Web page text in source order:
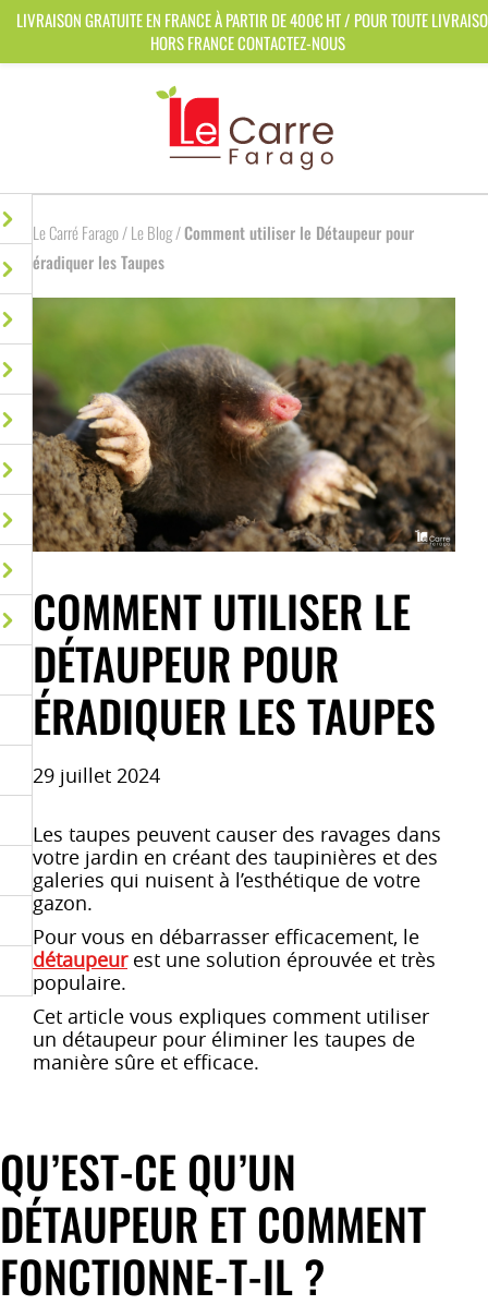
Le Carré Farago/Le Blog/Comment utiliser le Détaupeur pour
éradiquer les Taupes
COMMENT UTILISER LE
DÉTAUPEUR POUR
ÉRADIQUER LES TAUPES
29 juillet 2024
Les taupes peuvent causer des ravages dans
votre jardin en créant des taupinières et des
galeries qui nuisent à l’esthétique de votre
gazon.
Pour vous en débarrasser efficacement, le
détaupeurest une solution éprouvée et très
populaire.
Cet article vous expliques comment utiliser
un détaupeur pour éliminer les taupes de
manière sûre et efficace.
QU’EST-CE QU’UN
DÉTAUPEUR ET COMMENT
FONCTIONNE-T-IL ?
LIVRAISON GRATUITE EN FRANCE À PARTIR DE 400€ HT / POUR TOUTE
HORS FRANCE CONTACTEZ-NOUS
Panneau de gestion des cookies